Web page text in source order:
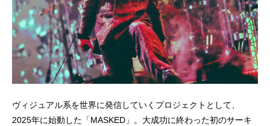
ヴィジュアル系を世界に発信していくプロジェクトとして、
2025年に始動した「MASKED」。大成功に終わった初のサーキ